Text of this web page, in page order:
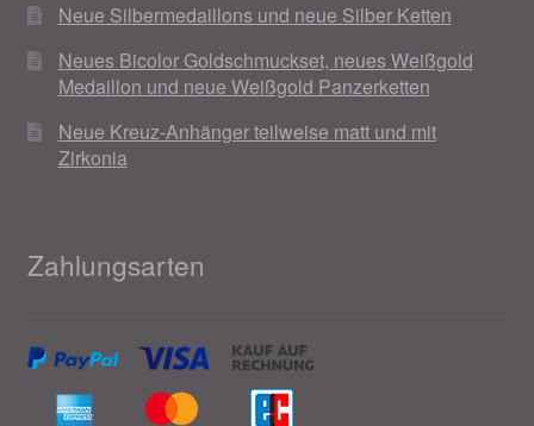
Neue Silbermedaillons und neue Silber Ketten
Neues Bicolor Goldschmuckset, neues Weißgold
Medaillon und neue Weißgold Panzerketten
Neue Kreuz-Anhänger teilweise matt und mit
Zirkonia
Zahlungsarten